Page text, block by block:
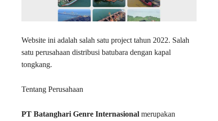
Website ini adalah salah satu project tahun 2022. Salah
satu perusahaan distribusi batubara dengan kapal
tongkang.
Tentang Perusahaan
PT Batanghari Genre Internasionalmerupakan